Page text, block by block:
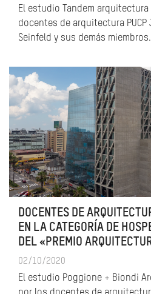
El estudio Tandem
docentes de arquitectura PUCP
Seinfeld y sus demás
DOCENTES DE
EN LA CATEGORÍA DE
DEL «PREMIO
02/10/2020
El estudio Poggione + Biondi